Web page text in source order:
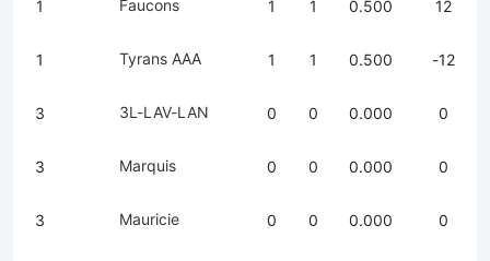
1 Faucons 1 1 0.500 12
1 Tyrans AAA 1 1 0.500 -12
3 3L-LAV-LAN 0 0 0.000 0
3 Marquis 0 0 0.000 0
3 Mauricie 0 0 0.000 0